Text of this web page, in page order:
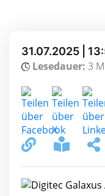
31.07.2025 |
Lesedauer: 3